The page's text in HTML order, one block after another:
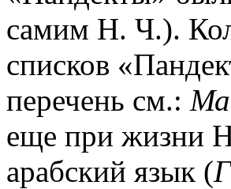
самим Н. Ч.).
списков
перечень см.:
еще при жизни
арабский язык (